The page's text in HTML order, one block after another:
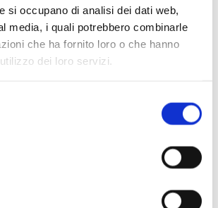
si occupano di analisi dei dati web,
media, i quali potrebbero combinarle
che ha fornito loro o che hanno
dei loro servizi.